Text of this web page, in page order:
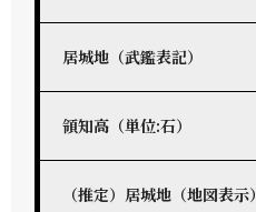
居城地（武鑑表記）
領知高（単位:石）
（推定）居城地（地図表示）